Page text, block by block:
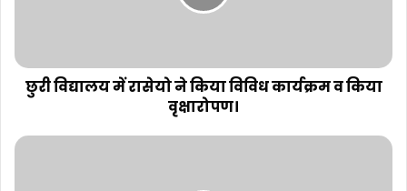
छुरी विद्यालय में रासेयो ने किया विविध कार्यक्रम व किया
वृक्षारोपण।